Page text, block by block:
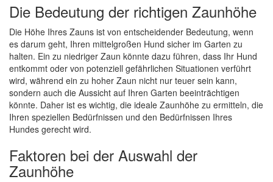
Die Bedeutung der richtigen Zaunhöhe
Die Höhe Ihres Zauns ist von entscheidender Bedeutung, wenn
es darum geht, Ihren mittelgroßen Hund sicher im Garten zu
halten. Ein zu niedriger Zaun könnte dazu führen, dass Ihr Hund
entkommt oder von potenziell gefährlichen Situationen verführt
wird, während ein zu hoher Zaun nicht nur teuer sein kann,
sondern auch die Aussicht auf Ihren Garten beeinträchtigen
könnte. Daher ist es wichtig, die ideale Zaunhöhe zu ermitteln, die
Ihren speziellen Bedürfnissen und den Bedürfnissen Ihres
Hundes gerecht wird.
Faktoren bei der Auswahl der
Zaunhöhe